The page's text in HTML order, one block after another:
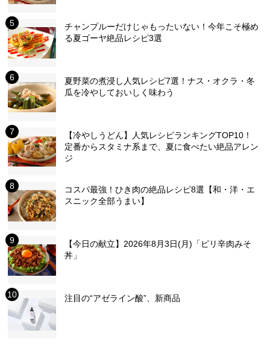
チャンプルーだけじゃもったいない！今年こそ極め
る夏ゴーヤ絶品レシピ3選
夏野菜の煮浸し人気レシピ7選！ナス・オクラ・冬
瓜を冷やしておいしく味わう
【冷やしうどん】人気レシピランキングTOP10！
定番からスタミナ系まで、夏に食べたい絶品アレン
ジ
コスパ最強！ひき肉の絶品レシピ8選【和・洋・エ
スニック全部うまい】
【今日の献立】2026年8月3日(月)「ピリ辛肉みそ
丼」
注目の“アゼライン酸”、新商品